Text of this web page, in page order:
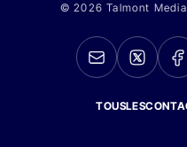
© 2026 Talmont